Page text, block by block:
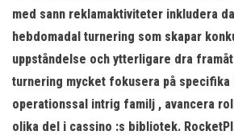
med sann reklamaktiviteter inkludera
hebdomadal turnering som skapar
uppståndelse och ytterligare dra framåt
turnering mycket fokusera på specifika
operationssal intrig familj , avancera
olika del i cassino :s bibliotek.